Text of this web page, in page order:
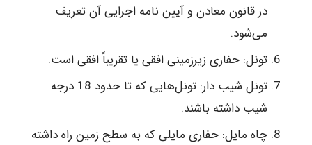
در قانون معادن و آیین نامه اجرایی آن تعریف
می‌شود.
تونل: حفاری زیرزمینی افقی یا تقریباً افقی است.
تونل شیب دار: تونل‌هایی که تا حدود 18 درجه
شیب داشته باشند.
چاه مایل: حفاری مایلی که به سطح زمین راه داشته